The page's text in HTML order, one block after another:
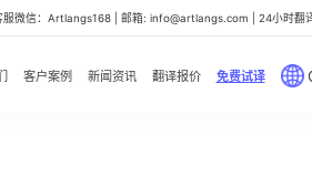
微信：Artlangs168 | 邮箱: info@artlangs.com | 24小时翻
客户案例 新闻资讯 翻译报价 免费试译